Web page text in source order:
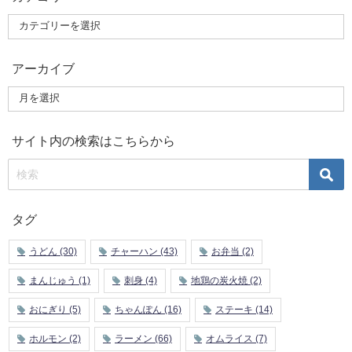
アーカイブ
サイト内の検索はこちらから
タグ
うどん (30) チャーハン (43) お弁当 (2)
まんじゅう (1) 刺身 (4) 地鶏の炭火焼 (2)
おにぎり (5) ちゃんぽん (16) ステーキ (14)
ホルモン (2) ラーメン (66) オムライス (7)